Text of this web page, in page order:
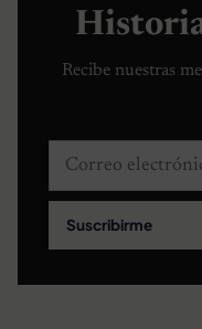
Recibe nuestras
Correo electrónico
Suscribirme